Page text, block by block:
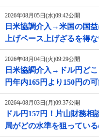
2026年08月05日(水)09:42公開
日米協調介入→米国の国
上げペース上げざるを得
2026年08月04日(火)09:29公開
日米協調介入→ドル円ど
円年内165円より150円の
2026年08月03日(月)09:37公開
ドル円157円！片山財務
局がどの水準を狙っている